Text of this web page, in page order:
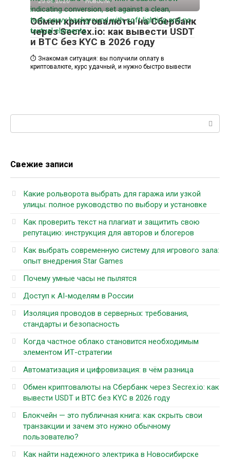
Обмен криптовалюты на Сбербанк
через Secrex.io: как вывести USDT
и BTC без KYC в 2026 году
⏱️ Знакомая ситуация: вы получили оплату в
криптовалюте, курс удачный, и нужно быстро вывести
Свежие записи
Какие рольворота выбрать для гаража или узкой
улицы: полное руководство по выбору и установке
Как проверить текст на плагиат и защитить свою
репутацию: инструкция для авторов и блогеров
Как выбрать современную систему для игрового зала:
опыт внедрения Star Games
Почему умные часы не пылятся
Доступ к AI-моделям в России
Изоляция проводов в серверных: требования,
стандарты и безопасность
Когда частное облако становится необходимым
элементом ИТ-стратегии
Автоматизация и цифровизация: в чём разница
Обмен криптовалюты на Сбербанк через Secrex.io: как
вывести USDT и BTC без KYC в 2026 году
Блокчейн — это публичная книга: как скрыть свои
транзакции и зачем это нужно обычному
пользователю?
Как найти надежного электрика в Новосибирске